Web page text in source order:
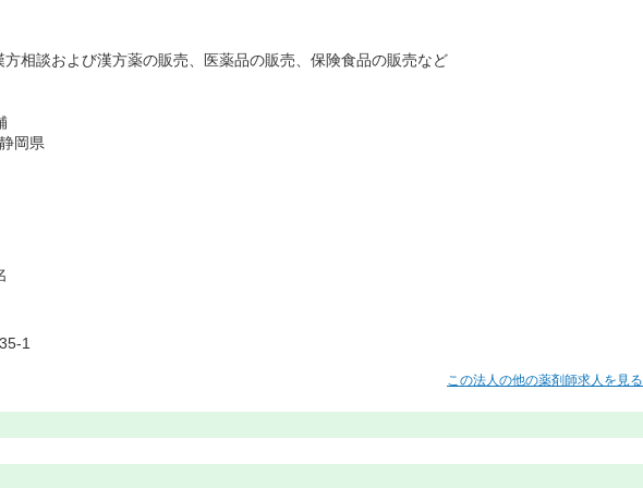
方相談および漢方薬の販売、医薬品の販売、保険食品の販売など
岡県
1
この法人の他の薬剤師求人を見る